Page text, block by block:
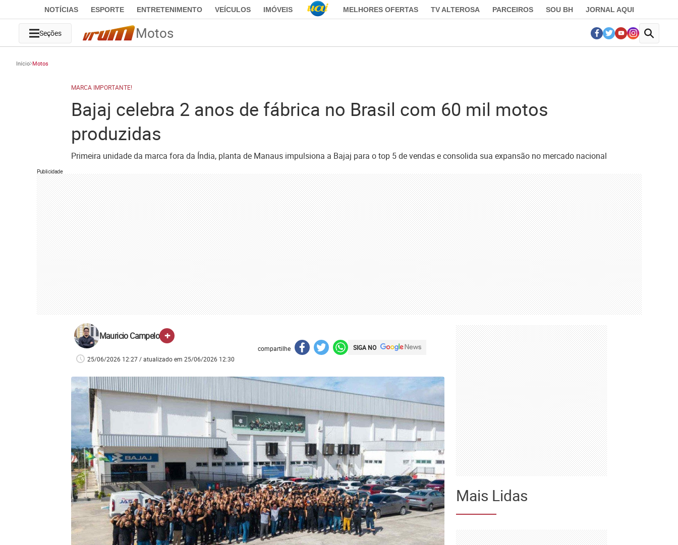
NOTÍCIAS ESPORTE ENTRETENIMENTO VEÍCULOS IMÓVEIS MELHORES OFERTAS TV ALTEROSA PARCEIROS SOU BH JORNAL AQUI
Seções Motos
Início Motos
MARCA IMPORTANTE!
Bajaj celebra 2 anos de fábrica no Brasil com 60 mil motos
produzidas
Primeira unidade da marca fora da Índia, planta de Manaus impulsiona a Bajaj para o top 5 de vendas e consolida sua expansão no mercado nacional
Publicidade
Mauricio Campelo +
25/06/2026 12:27 / atualizado em 25/06/2026 12:30
compartilhe SIGA NO
Mais Lidas